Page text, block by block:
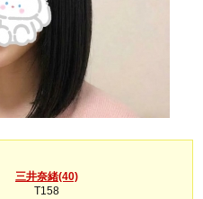
三井奈緒(40)
T158